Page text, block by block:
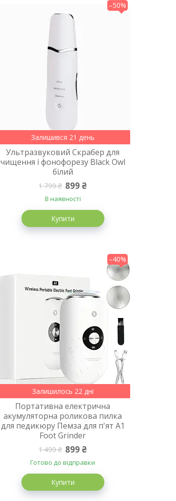
–50%
Залишився 21 день
Ультразвуковий Скрабер для
чищення і фонофорезу Black Owl
білий
1 799 ₴ 899 ₴
В наявності
Купити
–40%
Залишилось 22 дні
Портативна електрична
акумуляторна роликова пилка
для педикюру Пемза для п'ят A1
Foot Grinder
1 499 ₴ 899 ₴
Готово до відправки
Купити